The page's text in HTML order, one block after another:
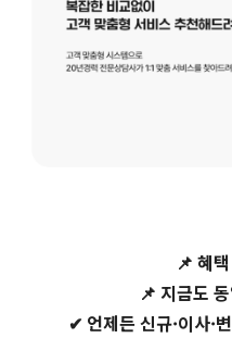
📌 혜
📌 지금도
✔ 언제든 신규·이사·